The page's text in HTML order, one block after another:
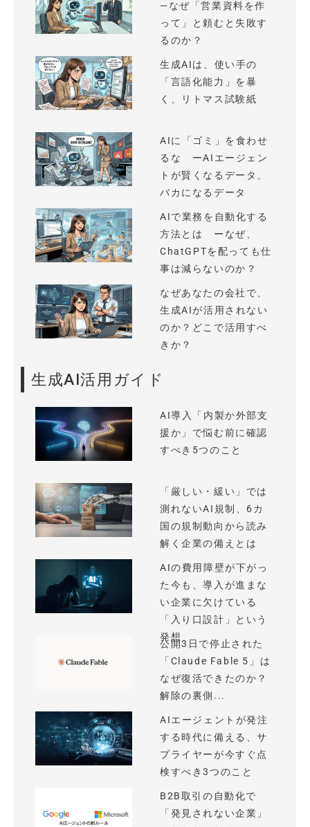
—なぜ「営業資料を作
って」と頼むと失敗す
るのか？
生成AIは、使い手の
「言語化能力」を暴
く、リトマス試験紙
AIに「ゴミ」を食わせ
るな ーAIエージェン
トが賢くなるデータ、
バカになるデータ
AIで業務を自動化する
方法とは ーなぜ、
ChatGPTを配っても仕
事は減らないのか？
なぜあなたの会社で、
生成AIが活用されない
のか？どこで活用すべ
きか？
生成AI活用ガイド
AI導入「内製か外部支
援か」で悩む前に確認
すべき5つのこと
「厳しい・緩い」では
測れないAI規制、6カ
国の規制動向から読み
解く企業の備えとは
AIの費用障壁が下がっ
た今も、導入が進まな
い企業に欠けている
「入り口設計」という
発想
公開3日で停止された
「Claude Fable 5」は
なぜ復活できたのか？
解除の裏側...
AIエージェントが発注
する時代に備える、サ
プライヤーが今すぐ点
検すべき3つのこと
B2B取引の自動化で
「発見されない企業」